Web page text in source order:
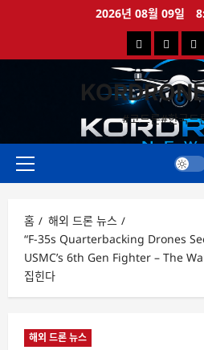
로
2026년 08월 09일
국
내
드
론
뉴
해
외
드
론
뉴
드
영
상
#코드론#한국드
주
홈
해외 드론 뉴스
“F-35s Quarterbacking Drones
USMC’s 6th Gen Fighter – The
집힌다
해외 드론 뉴스